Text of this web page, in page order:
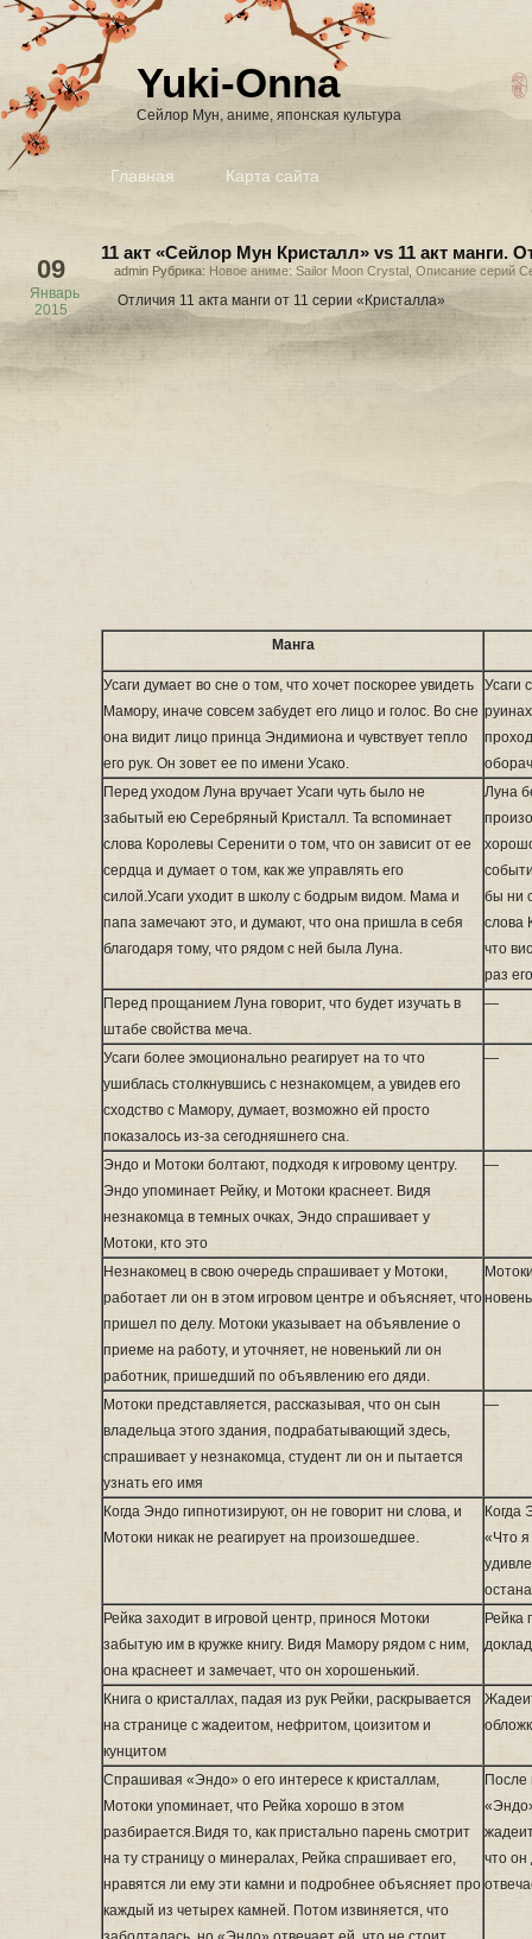
Yuki-Onna
Сейлор Мун, аниме, японская культура
Главная Карта сайта
11 акт «Сейлор Мун Кристалл» vs 11 акт манги.
admin Рубрика: Новое аниме: Sailor Moon Crystal Описание серий
09
Январь
2015
Отличия 11 акта манги от 11 серии «Кристалла»
Манга
Усаги думает во сне о том, что хочет поскорее увидеть
Мамору, иначе совсем забудет его лицо и голос. Во сне
она видит лицо принца Эндимиона и чувствует тепло
его рук. Он зовет ее по имени Усако.
Усаги
Перед уходом Луна вручает Усаги чуть было не
забытый ею Серебряный Кристалл. Та вспоминает
слова Королевы Серенити о том, что он зависит от ее
сердца и думает о том, как же управлять его
силой.Усаги уходит в школу с бодрым видом. Мама и
папа замечают это, и думают, что она пришла в себя
благодаря тому, что рядом с ней была Луна.
Луна
бы ни
слова
что
раз
Перед прощанием Луна говорит, что будет изучать в
штабе свойства меча.
—
Усаги более эмоционально реагирует на то что
ушиблась столкнувшись с незнакомцем, а увидев его
сходство с Мамору, думает, возможно ей просто
показалось из-за сегодняшнего сна.
—
Эндо и Мотоки болтают, подходя к игровому центру.
Эндо упоминает Рейку, и Мотоки краснеет. Видя
незнакомца в темных очках, Эндо спрашивает у
Мотоки, кто это
—
Незнакомец в свою очередь спрашивает у Мотоки,
работает ли он в этом игровом центре и объясняет, что
пришел по делу. Мотоки указывает на объявление о
приеме на работу, и уточняет, не новенький ли он
работник, пришедший по объявлению его дяди.
Мотоки представляется, рассказывая, что он сын
владельца этого здания, подрабатывающий здесь,
спрашивает у незнакомца, студент ли он и пытается
узнать его имя
—
Когда Эндо гипнотизируют, он не говорит ни слова, и
Мотоки никак не реагирует на произошедшее.
Когда
«Что я
Рейка заходит в игровой центр, принося Мотоки
забытую им в кружке книгу. Видя Мамору рядом с ним,
она краснеет и замечает, что он хорошенький.
Рейка
Книга о кристаллах, падая из рук Рейки, раскрывается
на странице с жадеитом, нефритом, цоизитом и
кунцитом
Спрашивая «Эндо» о его интересе к кристаллам,
Мотоки упоминает, что Рейка хорошо в этом
разбирается.Видя то, как пристально парень смотрит
на ту страницу о минералах, Рейка спрашивает его,
нравятся ли ему эти камни и подробнее объясняет про
каждый из четырех камней. Потом извиняется, что
После
что